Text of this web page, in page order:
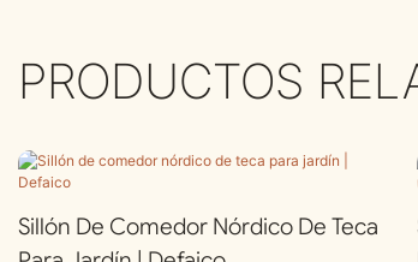
PRODUCTOS
Sillón De Comedor Nórdico De Teca